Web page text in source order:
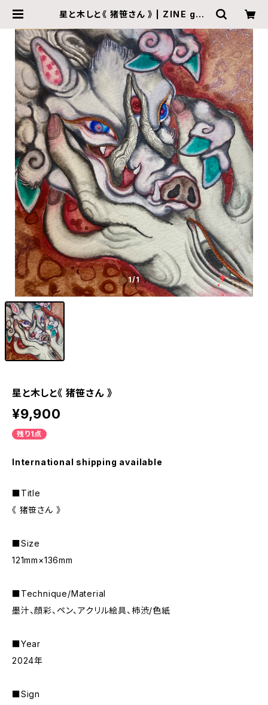
星と木しと《 猪笹さん 》 | ZINE gall
1/1
星と木しと《 猪笹さん 》
¥9,900
残り1点
International shipping available
■Title
《 猪笹さん 》
■Size
121mm×136mm
■Technique/Material
墨汁、顔彩、ペン、アクリル絵具、柿渋/色紙
■Year
2024年
■Sign